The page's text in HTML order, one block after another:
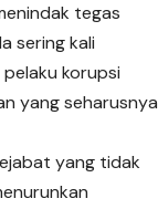
tegas
sering kali
korupsi
yang seharusnya
yang tidak